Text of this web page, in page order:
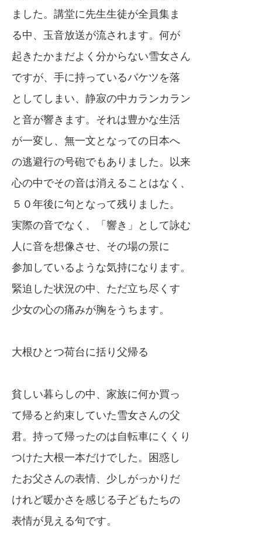
ました。講堂に先生生徒が全員集ま
る中、玉音放送が流されます。何が
起きたかまだよく分からない雪女さん
ですが、手に持っているバケツを落
としてしまい、静寂の中カランカラン
と音が響きます。それは豊かな生活
が一変し、無一文となっての日本へ
の逃避行の号砲でもありました。以来
心の中でその音は消えることはなく、
５０年後に句となって残りました。
実際の音でなく、「響き」として詠む
人に音を想像させ、その場の景に
参加しているような気持になります。
緊迫した状況の中、ただ立ち尽くす
少女の心の痛みが胸をうちます。
大根ひとつ荷台に括り父帰る
貧しい暮らしの中、家族に何か買っ
て帰ると約束していた雪女さんの父
君。持って帰ったのは自転車にくくり
つけた大根一本だけでした。困惑し
たお父さんの表情、少しがっかりだ
けれど暖かさを感じる子どもたちの
表情が見える句です。